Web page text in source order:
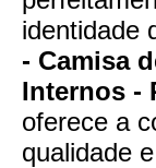
identidade
- Camisa
Internos -
oferece a
qualidade